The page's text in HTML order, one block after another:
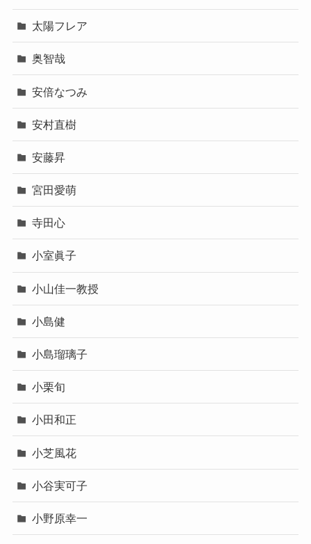
太陽フレア
奥智哉
安倍なつみ
安村直樹
安藤昇
宮田愛萌
寺田心
小室眞子
小山佳一教授
小島健
小島瑠璃子
小栗旬
小田和正
小芝風花
小谷実可子
小野原幸一